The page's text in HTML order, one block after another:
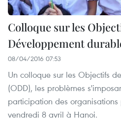
Colloque sur les
Développement
08/04/2016 07:53
Un colloque sur les Objectifs
(ODD), les problèmes
participation des
vendredi 8 avril à Hanoi.